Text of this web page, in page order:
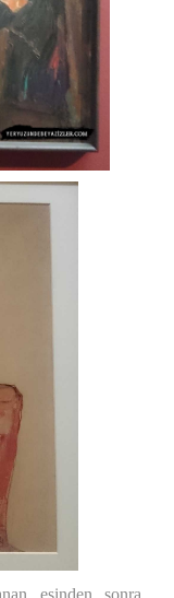
eşinden sonra